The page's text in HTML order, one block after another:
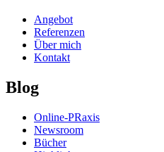
Angebot
Referenzen
Über mich
Kontakt
Blog
Online-PRaxis
Newsroom
Bücher